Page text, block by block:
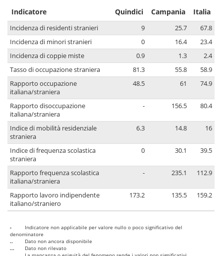
Indicatore Quindici Campania Italia
Incidenza di residenti stranieri 9 25.7
67.8
Incidenza di minori stranieri
0 16.4
23.4
Incidenza di coppie miste
0.9 1.3
2.4
Tasso di occupazione straniera
81.3 55.8
58.9
Rapporto occupazione
italiana/straniera
48.5 61 74.9
Rapporto disoccupazione
italiana/straniera
- 156.5 80.4
Indice di mobilità residenziale
straniera
6.3 14.8 16
Indice di frequenza scolastica
straniera
0 30.1 39.5
Rapporto frequenza scolastica
italiana/straniera
- 235.1 112.9
Rapporto lavoro indipendente
italiano/straniero
173.2 135.5 159.2
-
Indicatore non applicabile per valore nullo o poco significativo del
denominatore
..
Dato non ancora disponibile
...
Dato non rilevato